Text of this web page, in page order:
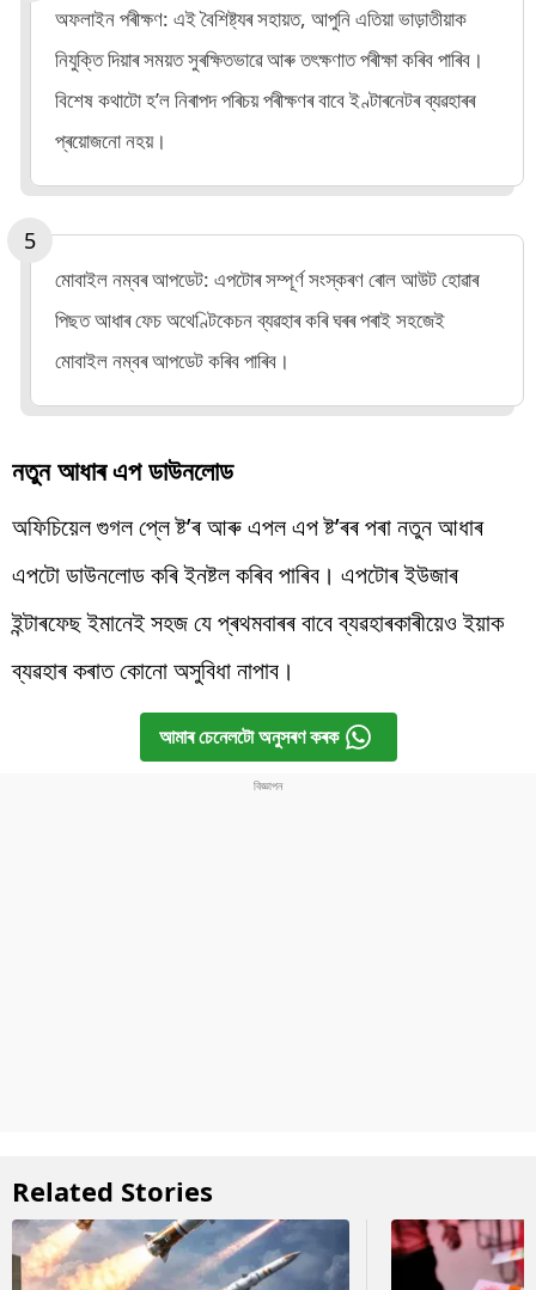
অফলাইন পৰীক্ষণ: এই বৈশিষ্ট্যৰ সহায়ত, আপুনি এতিয়া ভাড়াতীয়াক
নিযুক্তি দিয়াৰ সময়ত সুৰক্ষিতভাৱে আৰু তৎক্ষণাত পৰীক্ষা কৰিব পাৰিব।
বিশেষ কথাটো হ’ল নিৰাপদ পৰিচয় পৰীক্ষণৰ বাবে ইণ্টাৰনেটৰ ব্যৱহাৰৰ
প্ৰয়োজনো নহয়।
মোবাইল নম্বৰ আপডেট: এপটোৰ সম্পূৰ্ণ সংস্কৰণ ৰোল আউট হোৱাৰ
পিছত আধাৰ ফেচ অথেণ্টিকেচন ব্যৱহাৰ কৰি ঘৰৰ পৰাই সহজেই
মোবাইল নম্বৰ আপডেট কৰিব পাৰিব।
নতুন আধাৰ এপ ডাউনলোড
অফিচিয়েল গুগল প্লে ষ্ট’ৰ আৰু এপল এপ ষ্ট’ৰৰ পৰা নতুন আধাৰ
এপটো ডাউনলোড কৰি ইনষ্টল কৰিব পাৰিব। এপটোৰ ইউজাৰ
ইন্টাৰফেছ ইমানেই সহজ যে প্ৰথমবাৰৰ বাবে ব্যৱহাৰকাৰীয়েও ইয়াক
ব্যৱহাৰ কৰাত কোনো অসুবিধা নাপাব।
আমাৰ চেনেলটো অনুসৰণ কৰক
Related Stories